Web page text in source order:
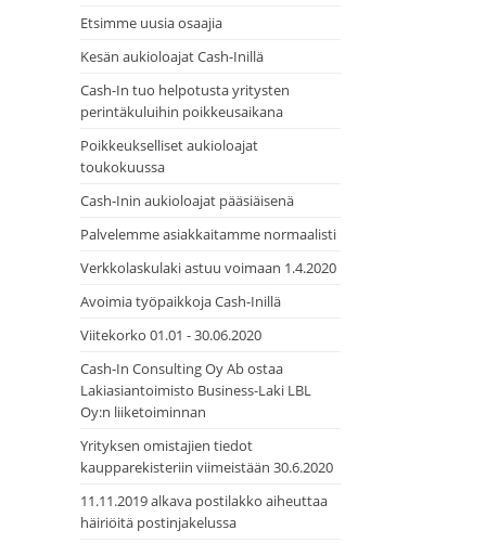
Etsimme uusia osaajia
Kesän aukioloajat Cash-Inillä
Cash-In tuo helpotusta yritysten
perintäkuluihin poikkeusaikana
Poikkeukselliset aukioloajat
toukokuussa
Cash-Inin aukioloajat pääsiäisenä
Palvelemme asiakkaitamme normaalisti
Verkkolaskulaki astuu voimaan 1.4.2020
Avoimia työpaikkoja Cash-Inillä
Viitekorko 01.01 - 30.06.2020
Cash-In Consulting Oy Ab ostaa
Lakiasiantoimisto Business-Laki LBL
Oy:n liiketoiminnan
Yrityksen omistajien tiedot
kaupparekisteriin viimeistään 30.6.2020
11.11.2019 alkava postilakko aiheuttaa
häiriöitä postinjakelussa